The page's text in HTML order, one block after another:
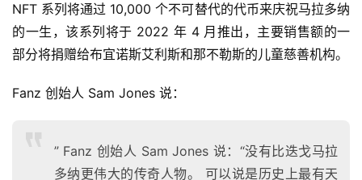
NFT 系列将通过 10,000 个不可替代的代币来庆祝马拉多纳
的一生，该系列将于 2022 年 4 月推出，主要销售额的一
部分将捐赠给布宜诺斯艾利斯和那不勒斯的儿童慈善机构。
Fanz 创始人 Sam Jones 说：
” Fanz 创始人 Sam Jones 说：“没有比迭戈马拉
多纳更伟大的传奇人物。 可以说是历史上最有天